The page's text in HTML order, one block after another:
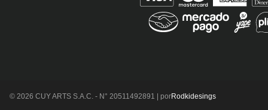
© 2026 CUY ARTS S.A.C. - N° 20511492891 | porRodkidesings